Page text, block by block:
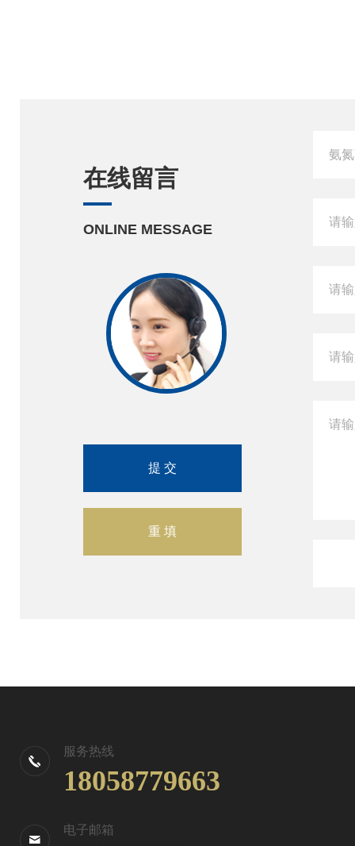
在线留言
ONLINE MESSAGE
服务热线
18058779663
电子邮箱